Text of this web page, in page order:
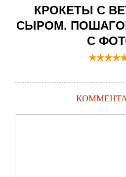
КРОКЕТЫ С
СЫРОМ.
С